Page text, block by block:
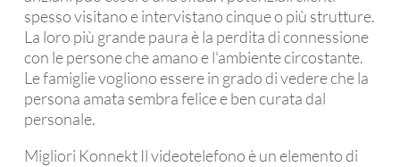
spesso visitano e intervistano cinque o più strutture.
La loro più grande paura è la perdita di connessione
con le persone che amano e l'ambiente circostante.
Le famiglie vogliono essere in grado di vedere che la
persona amata sembra felice e ben curata dal
personale.
Migliori Konnekt Il videotelefono è un elemento di